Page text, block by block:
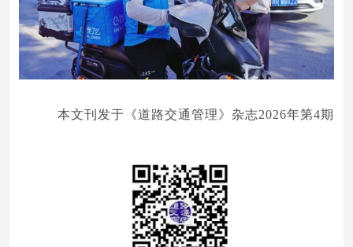
本文刊发于《道路交通管理》杂志2026年第4期